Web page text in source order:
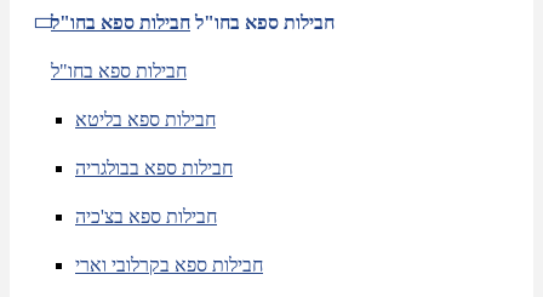
חבילות ספא בחו"ל חבילות ספא בחו"ל
חבילות ספא בחו"ל
חבילות ספא בליטא
חבילות ספא בבולגריה
חבילות ספא בצ'כיה
חבילות ספא בקרלובי וארי